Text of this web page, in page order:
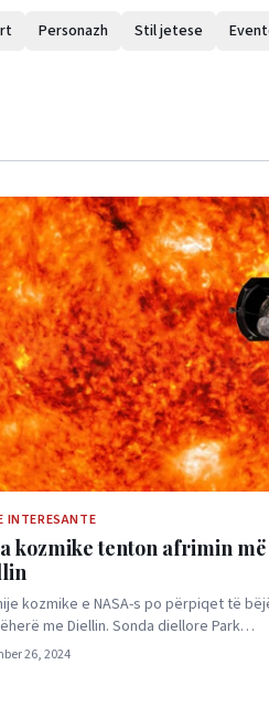
Personazh Stil jetese
INTERESANTE
kozmike tenton afrimin
kozmike e NASA-s po përpiqet të
me Diellin. Sonda diellore Park…
26, 2024